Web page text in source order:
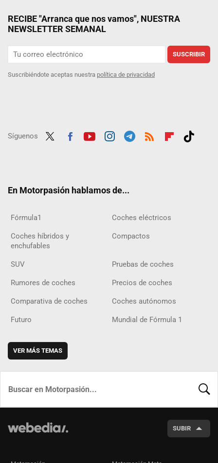
RECIBE "Arranca que nos vamos", NUESTRA
NEWSLETTER SEMANAL
SUSCRIBIR
Suscribiéndote aceptas nuestra política de privacidad
Síguenos
En Motorpasión hablamos de...
Fórmula1 Coches eléctricos
Coches híbridos y
enchufables
Compactos
SUV Pruebas de coches
Rumores de coches Precios de coches
Comparativa de coches Coches autónomos
Futuro Mundial de Fórmula 1
VER MÁS TEMAS
SUBIR